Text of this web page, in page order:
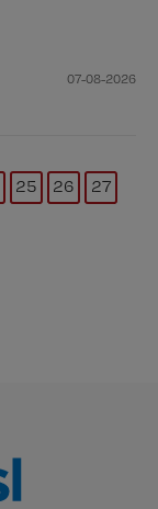
07-08-2026
25 26
27